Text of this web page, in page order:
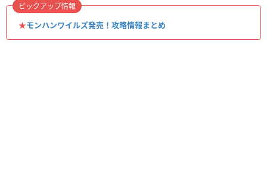
★モンハンワイルズ発売！攻略情報まとめ
ピックアップ情報